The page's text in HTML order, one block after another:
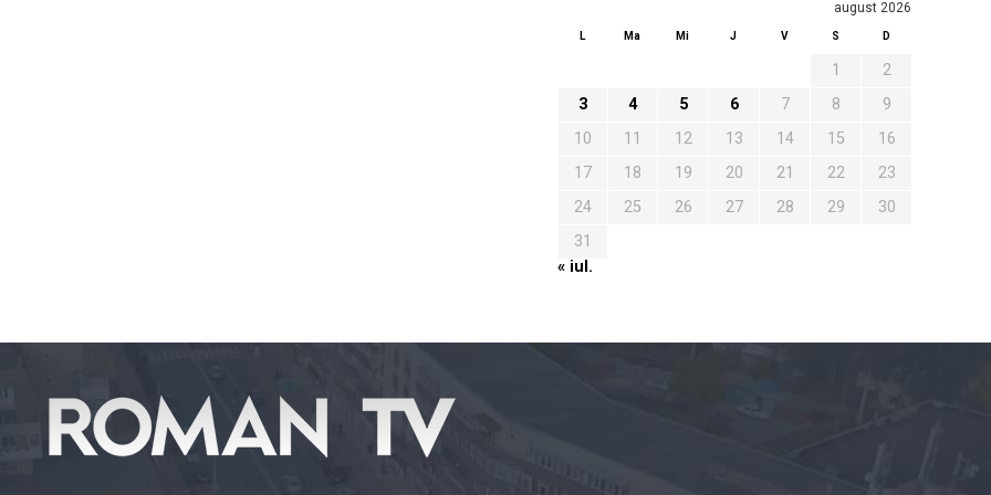
august 2026
L Ma Mi J V S D
1
2
3
4 5 6 7 8
9
10
11 12 13 14 15
16
17
18 19 20 21 22
23
24
25 26 27 28 29
30
31
« iul.